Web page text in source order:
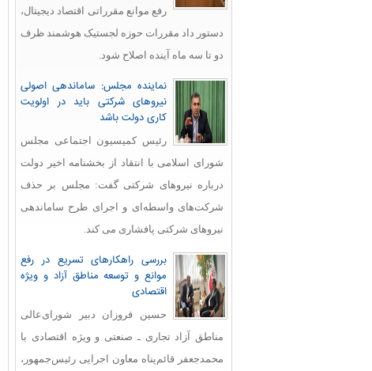
رفع موانع مقرراتی اقتصاد دیجیتال،
دستور داد مقررات حوزه لجستیک هوشمند ظرف
دو تا سه ماه آینده اصلاح شود.
نماینده مجلس: ساماندهی اصولی
نیروهای شرکتی باید در اولویت
کاری دولت باشد
رئیس کمیسیون اجتماعی مجلس
شورای اسلامی با انتقاد از بخشنامه اخیر دولت
درباره نیروهای شرکتی گفت: مجلس بر حذف
شرکت‌های واسطه‌ای و اجرای طرح ساماندهی
نیروهای شرکتی پافشاری می کند.
بررسی راهکارهای تسریع در رفع
موانع و توسعه مناطق آزاد و ویژه
اقتصادی
حسین فروزان دبیر شورای‌عالی
مناطق آزاد تجاری ـ صنعتی و ویژه اقتصادی با
محمدجعفر قائم‌پناه معاون اجرایی رئیس‌جمهور،